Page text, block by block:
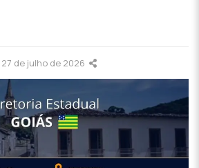
27 de julho de 2026